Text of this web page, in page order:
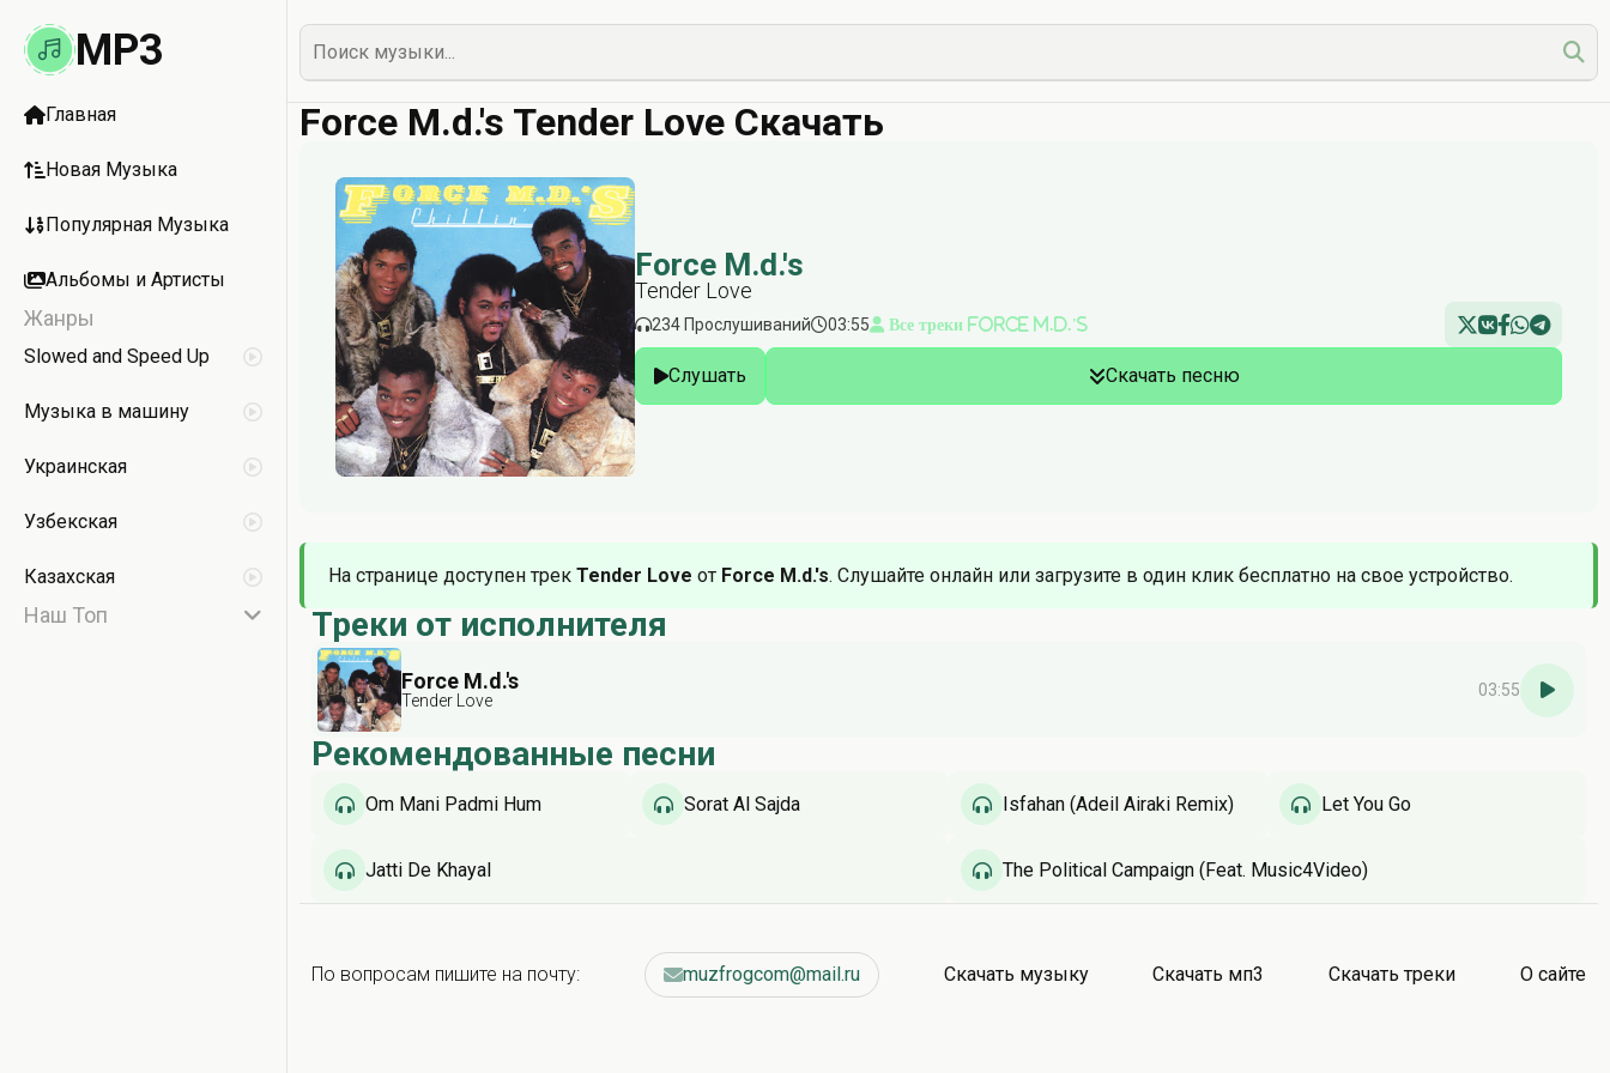
MP3
Главная
Новая Музыка
Популярная Музыка
Альбомы и Артисты
Жанры
Slowed and Speed Up
Музыка в машину
Украинская
Узбекская
Казахская
Наш Топ
Force M.d.'s Tender Love Скачать
Force M.d.'s
Tender Love
234 Прослушиваний 03:55 Все треки Force M.d.'s
Слушать Скачать песню
На странице доступен трек Tender Love от Force M.d.'s. Слушайте онлайн или загрузите в один клик бесплатно на свое устройство.
Треки от исполнителя
Force M.d.'s
Tender Love
03:55
Рекомендованные песни
Om Mani Padmi Hum Sorat Al Sajda Isfahan (Adeil Airaki Remix) Let You Go
Jatti De Khayal The Political Campaign (Feat. Music4Video)
По вопросам пишите на почту: muzfrogcom@mail.ru Скачать музыку Скачать мп3 Скачать треки О сайте